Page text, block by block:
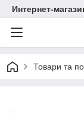
Интернет-
Товари та